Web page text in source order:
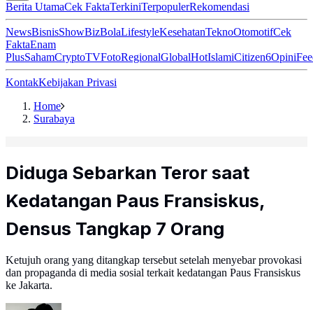
Berita UtamaCek FaktaTerkiniTerpopulerRekomendasi
NewsBisnisShowBizBolaLifestyleKesehatanTeknoOtomotifCek
FaktaEnam
PlusSahamCryptoTVFotoRegionalGlobalHotIslamiCitizen6Opini
KontakKebijakan Privasi
Home
Surabaya
Diduga Sebarkan Teror saat
Kedatangan Paus Fransiskus,
Densus Tangkap 7 Orang
Ketujuh orang yang ditangkap tersebut setelah menyebar provokasi
dan propaganda di media sosial terkait kedatangan Paus Fransiskus
ke Jakarta.